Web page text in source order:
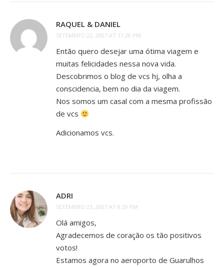
RAQUEL & DANIEL
SETEMBRO 22, 2007 AT 11:28 PM
Então quero desejar uma ótima viagem e
muitas felicidades nessa nova vida.
Descobrimos o blog de vcs hj, olha a
conscidencia, bem no dia da viagem.
Nos somos um casal com a mesma profissão
de vcs
Adicionamos vcs.
ADRI
SETEMBRO 23, 2007 AT 8:29 PM
Olá amigos,
Agradecemos de coração os tão positivos
votos!
Estamos agora no aeroporto de Guarulhos